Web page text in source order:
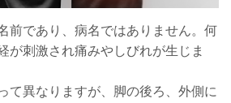
前であり、病名ではありません。何
が刺激され痛みやしびれが生じま
て異なりますが、脚の後ろ、外側に